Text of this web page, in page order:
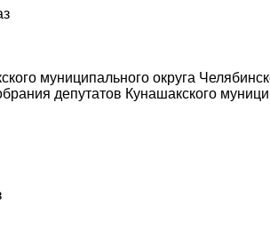
муниципального округа
депутатов Кунашакского